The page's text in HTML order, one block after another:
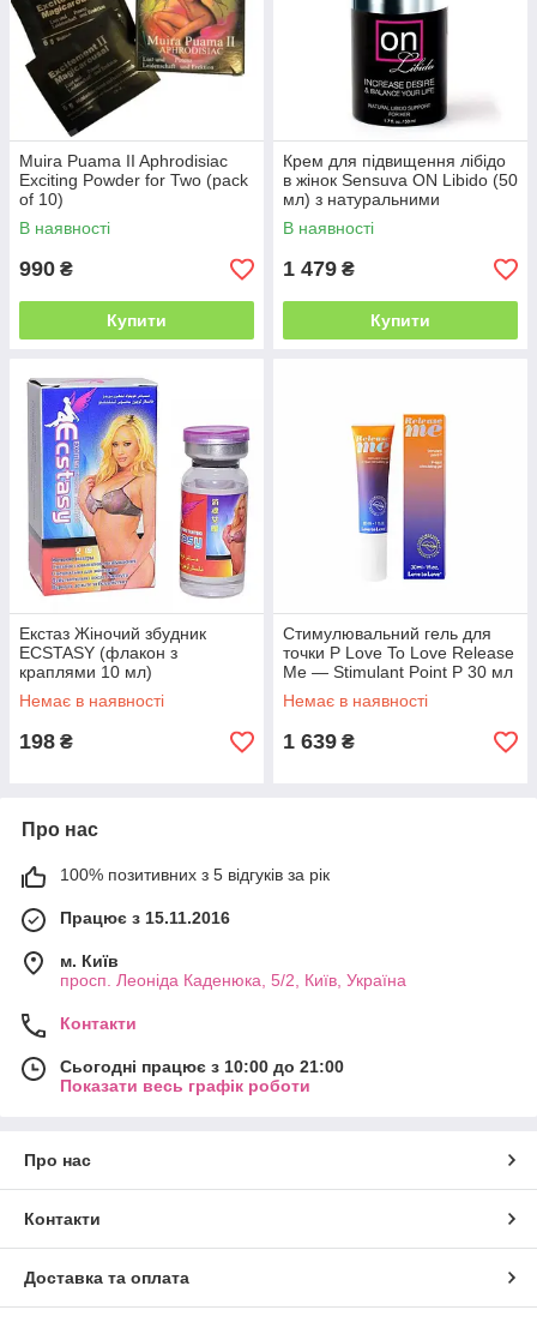
Muira Puama II Aphrodisiac
Exciting Powder for Two (pack
of 10)
В наявності
990 ₴
Купити
Крем для підвищення лібідо
в жінок Sensuva ON Libido (50
мл) з натуральними
екстрактами
В наявності
1 479 ₴
Купити
Екстаз Жіночий збудник
ECSTASY (флакон з
краплями 10 мл)
Немає в наявності
198 ₴
Стимулювальний гель для
точки P Love To Love Release
Me — Stimulant Point P 30 мл
Немає в наявності
1 639 ₴
Про нас
100% позитивних з 5 відгуків за рік
Працює з 15.11.2016
м. Київ
просп. Леоніда Каденюка, 5/2, Київ, Україна
Контакти
Сьогодні працює з 10:00 до 21:00
Показати весь графік роботи
Про нас
Контакти
Доставка та оплата